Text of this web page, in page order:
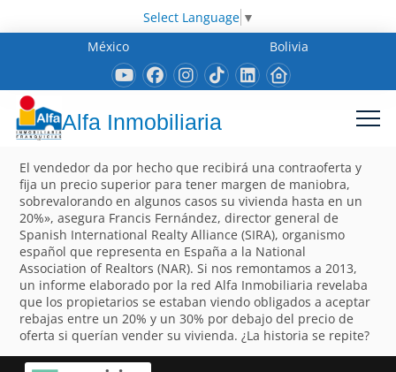
Select Language ▼
México
Bolivia
Alfa Inmobiliaria
El vendedor da por hecho que recibirá una contraoferta y
fija un precio superior para tener margen de maniobra,
sobrevalorando en algunos casos su vivienda hasta en un
20%», asegura Francis Fernández, director general de
Spanish International Realty Alliance (SIRA), organismo
español que representa en España a la National
Association of Realtors (NAR). Si nos remontamos a 2013,
un informe elaborado por la red Alfa Inmobiliaria revelaba
que los propietarios se estaban viendo obligados a aceptar
rebajas entre un 20% y un 30% por debajo del precio de
oferta si querían vender su vivienda. ¿La historia se repite?